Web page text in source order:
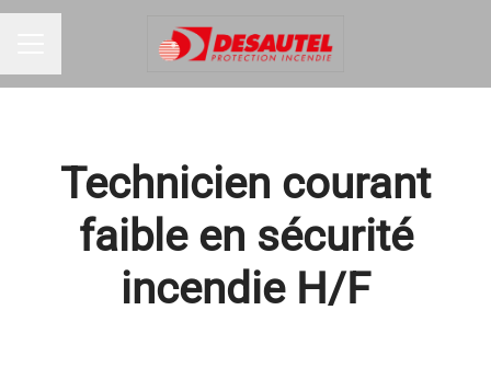
Technicien courant
faible en sécurité
incendie H/F